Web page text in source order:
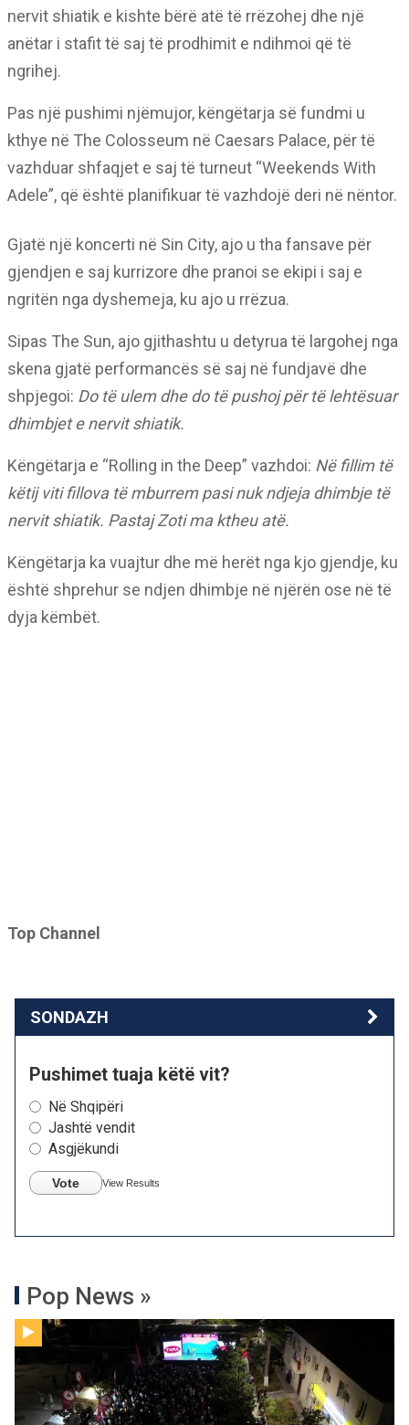
nervit shiatik e kishte bërë atë të rrëzohej dhe një
anëtar i stafit të saj të prodhimit e ndihmoi që të
ngrihej.
Pas një pushimi njëmujor, këngëtarja së fundmi u
kthye në The Colosseum në Caesars Palace, për të
vazhduar shfaqjet e saj të turneut “Weekends With
Adele”, që është planifikuar të vazhdojë deri në nëntor.
Gjatë një koncerti në Sin City, ajo u tha fansave për
gjendjen e saj kurrizore dhe pranoi se ekipi i saj e
ngritën nga dyshemeja, ku ajo u rrëzua.
Sipas The Sun, ajo gjithashtu u detyrua të largohej nga
skena gjatë performancës së saj në fundjavë dhe
shpjegoi: Do të ulem dhe do të pushoj për të lehtësuar
dhimbjet e nervit shiatik.
Këngëtarja e “Rolling in the Deep” vazhdoi: Në fillim të
këtij viti fillova të mburrem pasi nuk ndjeja dhimbje të
nervit shiatik. Pastaj Zoti ma ktheu atë.
Këngëtarja ka vuajtur dhe më herët nga kjo gjendje, ku
është shprehur se ndjen dhimbje në njërën ose në të
dyja këmbët.
Top Channel
SONDAZH
Pushimet tuaja këtë vit?
Në Shqipëri
Jashtë vendit
Asgjëkundi
Vote View Results
Pop News »